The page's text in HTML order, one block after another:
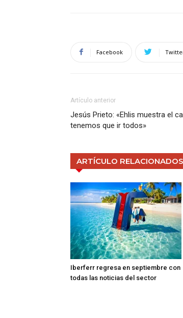
Facebook
Artículo anterior
Jesús Prieto: «Ehlis muestra el
tenemos que ir todos»
ARTÍCULO RELACIONADOS
Iberferr regresa en septiembre con
todas las noticias del sector